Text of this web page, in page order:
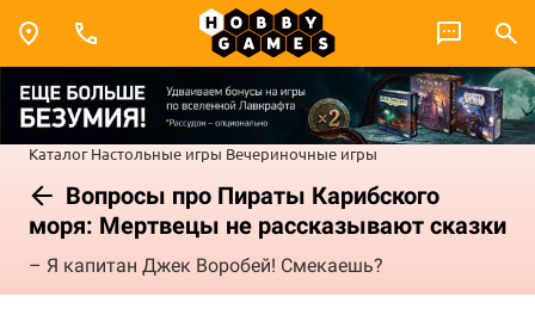
Каталог Настольные игры Вечериночные игры
Вопросы про Пираты Карибского
моря: Мертвецы не рассказывают сказки
– Я капитан Джек Воробей! Смекаешь?